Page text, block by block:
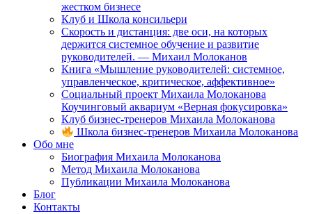
жестком бизнесе
Клуб и Школа консильери
Скорость и дистанция: две оси, на которых
держится системное обучение и развитие
руководителей. — Михаил Молоканов
Книга «Мышление руководителей: системное,
управленческое, критическое, аффективное»
Социальный проект Михаила Молоканова
Коучинговый аквариум «Верная фокусировка»
Клуб бизнес-тренеров Михаила Молоканова
Школа бизнес-тренеров Михаила Молоканова
Обо мне
Биография Михаила Молоканова
Метод Михаила Молоканова
Публикации Михаила Молоканова
Блог
Контакты